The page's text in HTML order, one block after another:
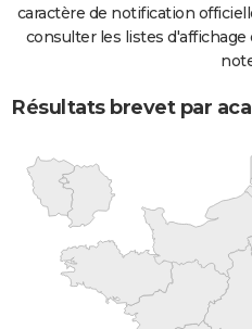
caractère de notification
consulter les listes
Résultats brevet par